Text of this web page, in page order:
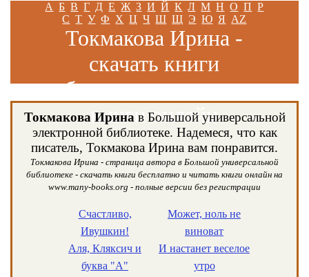
А Б В Г Д Е Ж З И Й К Л М Н О П Р
С Т У Ф Х Ц Ч Ш Щ Э Ю Я AZ
Токмакова Ирина -
скачать книги
бесплатно и читать
книги онлайн
Токмакова Ирина в Большой универсальной
электронной библиотеке. Надемеся, что как
писатель, Токмакова Ирина вам понравится.
Токмакова Ирина - страница автора в Большой универсальной
библиотеке - скачать книги бесплатно и читать книги онлайн на
www.many-books.org - полные версии без регистрации
Счастливо,
Ивушкин!
Аля, Кляксич и
буква "А"
Может, ноль не
виноват
И настанет веселое
утро